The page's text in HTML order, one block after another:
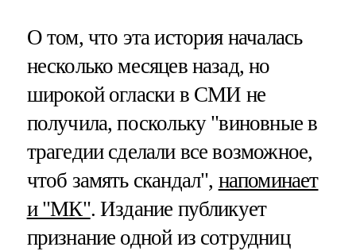
О том, что эта история началась
несколько месяцев назад, но
широкой огласки в СМИ не
получила, поскольку "виновные в
трагедии сделали все возможное,
чтоб замять скандал", напоминает
и "МК". Издание публикует
признание одной из сотрудниц